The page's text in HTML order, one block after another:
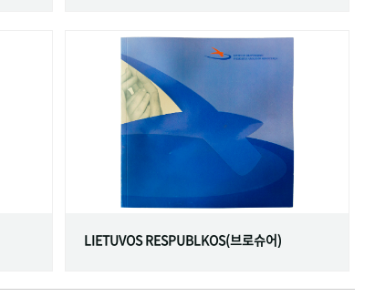
LIETUVOS RESPUBLKOS(브로슈어)